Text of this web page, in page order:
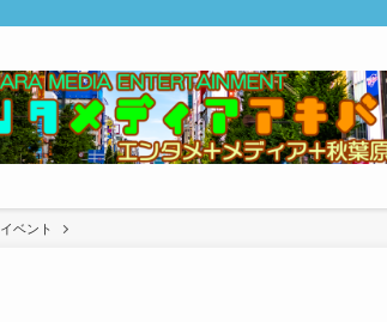
イベント